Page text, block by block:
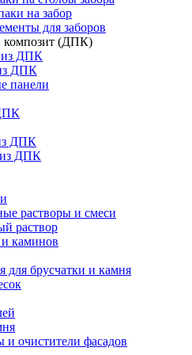
на забор
для заборов
композит (ДПК)
из ДПК
ДПК
панели
ДПК
из ДПК
растворы и смеси
раствор
каминов
для брусчатки и камня
и очистители фасадов